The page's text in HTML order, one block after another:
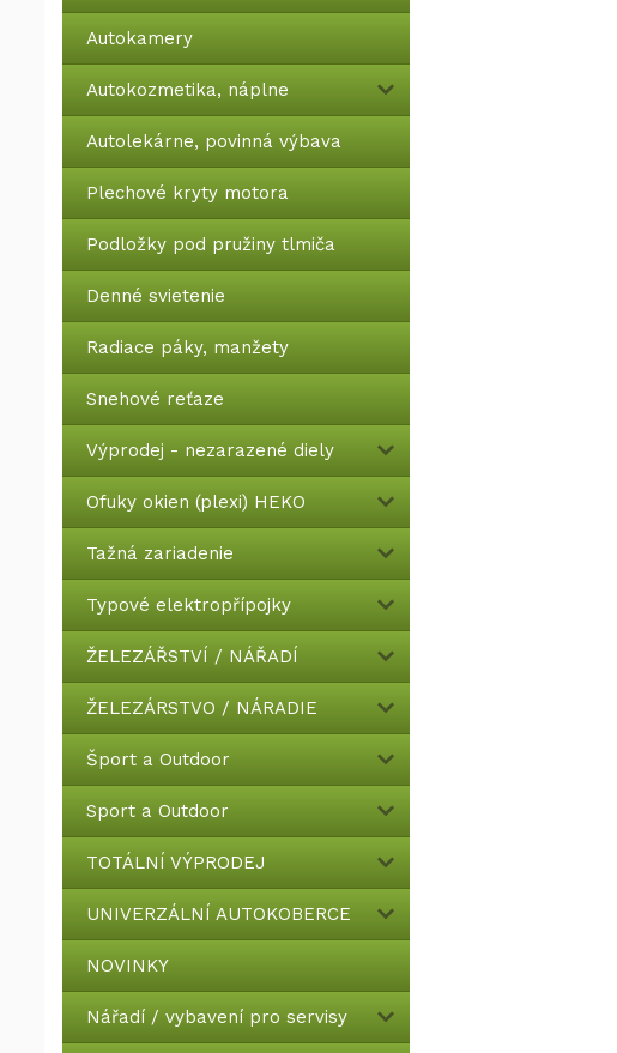
Autokamery
Autokozmetika, náplne
Autolekárne, povinná výbava
Plechové kryty motora
Podložky pod pružiny tlmiča
Denné svietenie
Radiace páky, manžety
Snehové reťaze
Výprodej - nezarazené diely
Ofuky okien (plexi) HEKO
Tažná zariadenie
Typové elektropřípojky
ŽELEZÁŘSTVÍ / NÁŘADÍ
ŽELEZÁRSTVO / NÁRADIE
Šport a Outdoor
Sport a Outdoor
TOTÁLNÍ VÝPRODEJ
UNIVERZÁLNÍ AUTOKOBERCE
NOVINKY
Nářadí / vybavení pro servisy